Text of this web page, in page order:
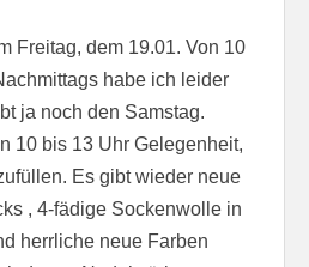
Freitag, dem 19.01. Von 10
habe ich leider
ja noch den Samstag.
10 bis 13 Uhr Gelegenheit,
Es gibt wieder neue
, 4-fädige Sockenwolle in
herrliche neue Farben